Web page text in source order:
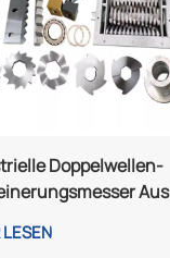
Doppelwellen-
Aus
Und